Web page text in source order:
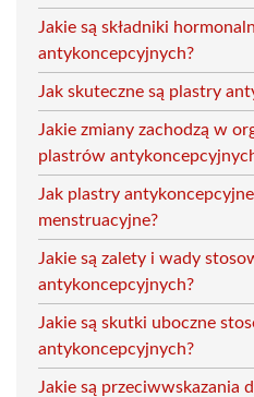
Jakie są składniki
antykoncepcyjnych?
Jak skuteczne są plastry
Jakie zmiany zachodzą w
plastrów
Jak plastry
menstruacyjne?
Jakie są zalety i wady
antykoncepcyjnych?
Jakie są skutki uboczne
antykoncepcyjnych?
Jakie są przeciwwskazania